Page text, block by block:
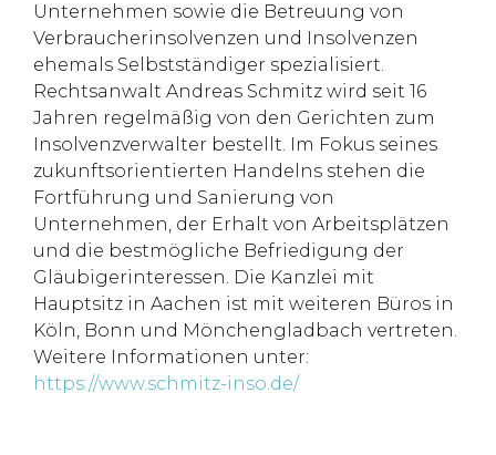
Unternehmen sowie die Betreuung von
Verbraucherinsolvenzen und Insolvenzen
ehemals Selbstständiger spezialisiert.
Rechtsanwalt Andreas Schmitz wird seit 16
Jahren regelmäßig von den Gerichten zum
Insolvenzverwalter bestellt. Im Fokus seines
zukunftsorientierten Handelns stehen die
Fortführung und Sanierung von
Unternehmen, der Erhalt von Arbeitsplätzen
und die bestmögliche Befriedigung der
Gläubigerinteressen. Die Kanzlei mit
Hauptsitz in Aachen ist mit weiteren Büros in
Köln, Bonn und Mönchengladbach vertreten.
Weitere Informationen unter:
https://www.schmitz-inso.de/